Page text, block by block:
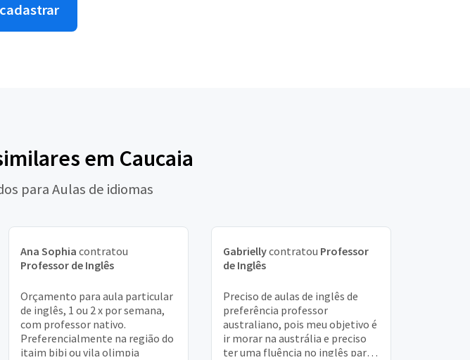
em Caucaia
para Aulas de idiomas
Ana Sophia contratou
Professor de Inglês
Orçamento para aula particular
de inglês, 1 ou 2 x por semana,
com professor nativo.
Preferencialmente na região do
itaim bibi ou vila olimpia
Gabriellycontratou Professor
de Inglês
Preciso de aulas de inglês de
preferência professor
australiano, pois meu objetivo é
ir morar na austrália e preciso
ter uma fluência no inglês para